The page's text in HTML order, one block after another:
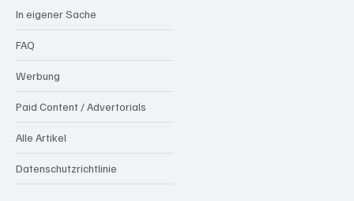
In eigener Sache
FAQ
Werbung
Paid Content / Advertorials
Alle Artikel
Datenschutzrichtlinie